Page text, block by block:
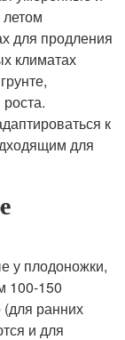
для продления
климатах
к
для
у плодоножки,
100-150
ранних
и для